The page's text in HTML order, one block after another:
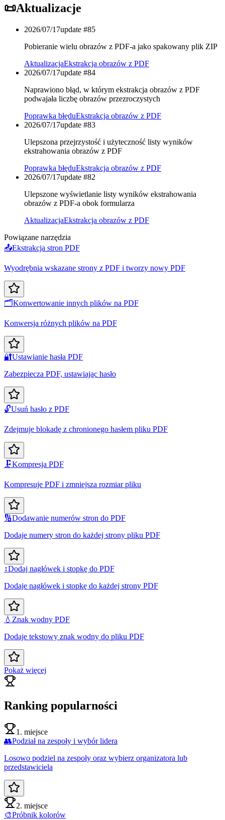
📜Aktualizacje
2026/07/17update #85
Pobieranie wielu obrazów z PDF-a jako spakowany plik ZIP
AktualizacjaEkstrakcja obrazów z PDF
2026/07/17update #84
Naprawiono błąd, w którym ekstrakcja obrazów z PDF
podwajała liczbę obrazów przezroczystych
Poprawka błęduEkstrakcja obrazów z PDF
2026/07/17update #83
Ulepszona przejrzystość i użyteczność listy wyników
ekstrahowania obrazów z PDF
Poprawka błęduEkstrakcja obrazów z PDF
2026/07/17update #82
Ulepszone wyświetlanie listy wyników ekstrahowania
obrazów z PDF-a obok formularza
AktualizacjaEkstrakcja obrazów z PDF
Powiązane narzędzia
📤Ekstrakcja stron PDF
Wyodrębnia wskazane strony z PDF i tworzy nowy PDF
🗂️Konwertowanie innych plików na PDF
Konwersja różnych plików na PDF
🔐Ustawianie hasła PDF
Zabezpiecza PDF, ustawiając hasło
🔓Usuń hasło z PDF
Zdejmuje blokadę z chronionego hasłem pliku PDF
🗜️Kompresja PDF
Kompresuje PDF i zmniejsza rozmiar pliku
🔢Dodawanie numerów stron do PDF
Dodaje numery stron do każdej strony pliku PDF
↕️Dodaj nagłówek i stopkę do PDF
Dodaje nagłówek i stopkę do każdej strony PDF
💧 Znak wodny PDF
Dodaje tekstowy znak wodny do pliku PDF
Pokaż więcej
Ranking popularności
1. miejsce
👥Podział na zespoły i wybór lidera
Losowo podziel na zespoły oraz wybierz organizatora lub
przedstawiciela
2. miejsce
🎨Próbnik kolorów